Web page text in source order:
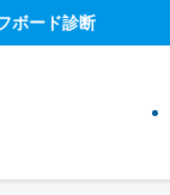
ボード診断